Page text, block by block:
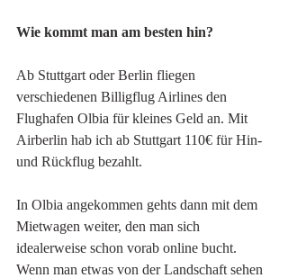
Wie kommt man am besten hin?
Ab Stuttgart oder Berlin fliegen
verschiedenen Billigflug Airlines den
Flughafen Olbia für kleines Geld an. Mit
Airberlin hab ich ab Stuttgart 110€ für Hin-
und Rückflug bezahlt.
In Olbia angekommen gehts dann mit dem
Mietwagen weiter, den man sich
idealerweise schon vorab online bucht.
Wenn man etwas von der Landschaft sehen